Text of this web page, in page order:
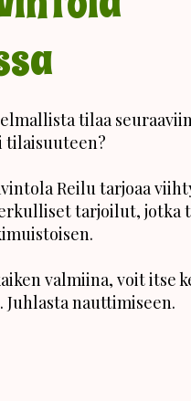
tilaa
tilaisuuteen?
Reilu tarjoaa
tarjoilut, jotka
valmiina, voit itse
Juhlasta nauttimiseen.